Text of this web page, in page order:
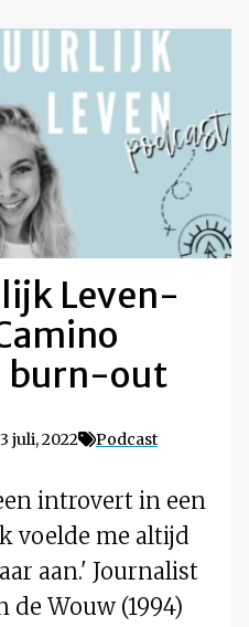
Leven-
burn-out
juli, 2022 Podcast
introvert in een
voelde me altijd
aan.' Journalist
de Wouw (1994)